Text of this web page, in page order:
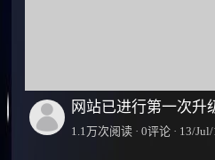
网站已进行第一次升
1.1万次阅读 · 0评论 · 13/Jul/